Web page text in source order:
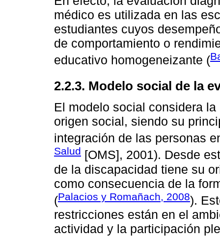
médico es utilizada en las
estudiantes cuyos
de comportamiento o
educativo homogeneizante (
2.2.3. Modelo social de la
El modelo social considera
origen social, siendo su
integración de las personas
Salud [OMS], 2001). Desde
de la discapacidad tiene su
como consecuencia de la
(Palacios y Romañach, 2008).
restricciones están en el
actividad y la participación